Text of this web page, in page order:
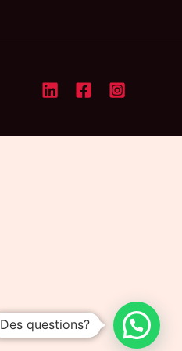
Des questions?